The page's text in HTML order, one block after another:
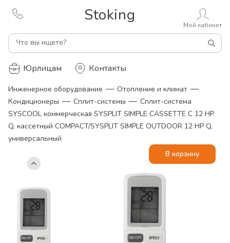
Stoking
Что вы ищете?
Мой кабинет
Юрлицам Контакты
Инженерное оборудование — Отопление и климат —
Кондиционеры — Сплит-системы — Сплит-система
SYSCOOL коммерческая SYSPLIT SIMPLE CASSETTE C 12 HP
Q, кассетный COMPACT/SYSPLIT SIMPLE OUTDOOR 12 HP Q,
универсальный
В корзину